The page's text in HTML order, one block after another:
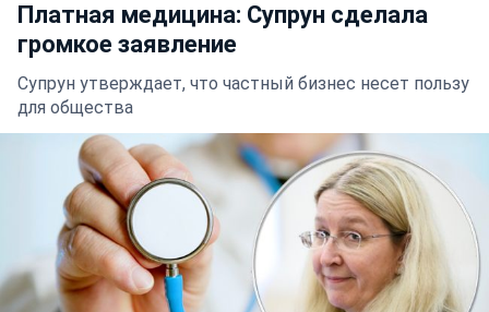
Платная медицина: Супрун сделала
громкое заявление
Супрун утверждает, что частный бизнес несет пользу
для общества